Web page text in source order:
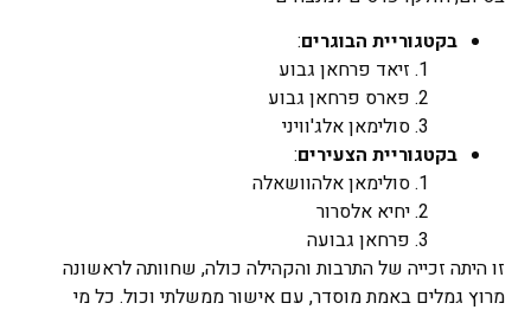
בקטגוריית הבוגרים:
זיאד פרחאן גבוע
פארס פרחאן גבוע
סולימאן אלג'וויני
בקטגוריית הצעירים:
סולימאן אלהוושאלה
יחיא אלסרור
פרחאן גבועה
זו היתה זכייה של התרבות והקהילה כולה, שחוותה לראשונה
מרוץ גמלים באמת מוסדר, עם אישור ממשלתי וכול. כל מי